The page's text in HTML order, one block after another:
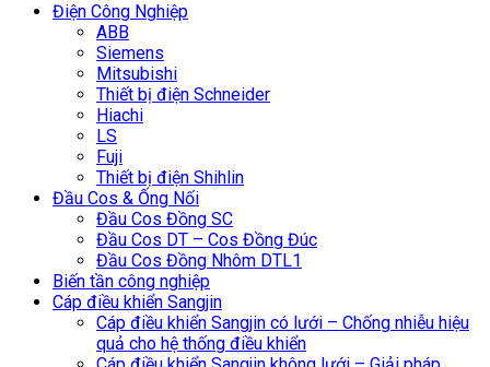
Điện Công Nghiệp
ABB
Siemens
Mitsubishi
Thiết bị điện Schneider
Hiachi
LS
Fuji
Thiết bị điện Shihlin
Đầu Cos & Ống Nối
Đầu Cos Đồng SC
Đầu Cos DT – Cos Đồng Đúc
Đầu Cos Đồng Nhôm DTL1
Biến tần công nghiệp
Cáp điều khiển Sangjin
Cáp điều khiển Sangjin có lưới – Chống nhiễu hiệu
quả cho hệ thống điều khiển